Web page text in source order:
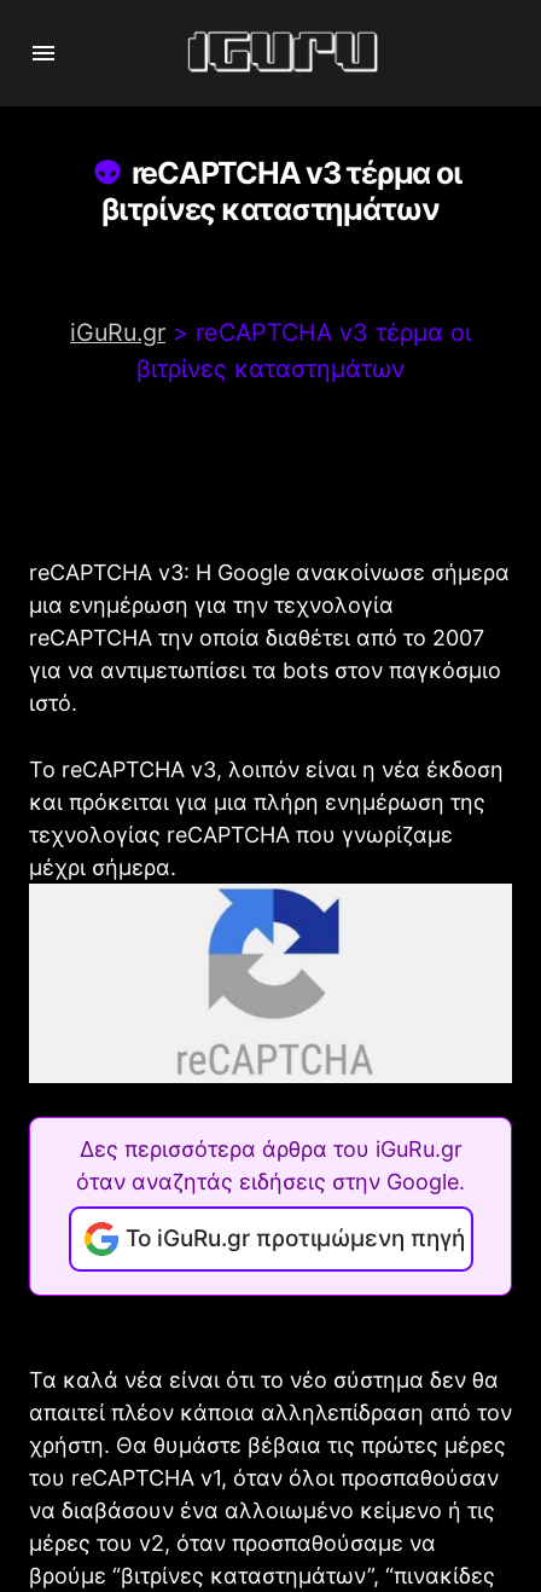
reCAPTCHA v3 τέρμα οι
βιτρίνες καταστημάτων
iGuRu.gr > reCAPTCHA v3 τέρμα οι
βιτρίνες καταστημάτων
reCAPTCHA v3: Η Google ανακοίνωσε σήμερα
μια ενημέρωση για την τεχνολογία
reCAPTCHA την οποία διαθέτει από το 2007
για να αντιμετωπίσει τα bots στον παγκόσμιο
ιστό.
Το reCAPTCHA v3, λοιπόν είναι η νέα έκδοση
και πρόκειται για μια πλήρη ενημέρωση της
τεχνολογίας reCAPTCHA που γνωρίζαμε
μέχρι σήμερα.
Δες περισσότερα άρθρα του iGuRu.gr
όταν αναζητάς ειδήσεις στην Google.
Το iGuRu.gr προτιμώμενη πηγή
Τα καλά νέα είναι ότι το νέο σύστημα δεν θα
απαιτεί πλέον κάποια αλληλεπίδραση από τον
χρήστη. Θα θυμάστε βέβαια τις πρώτες μέρες
του reCAPTCHA v1, όταν όλοι προσπαθούσαν
να διαβάσουν ένα αλλοιωμένο κείμενο ή τις
μέρες του v2, όταν προσπαθούσαμε να
βρούμε “βιτρίνες καταστημάτων”, “πινακίδες